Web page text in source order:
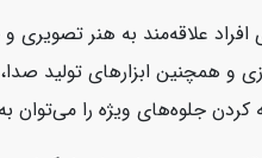
علاقه‌مند به هنر تصویری
همچنین ابزارهای تولید
جلوه‌های ویژه را می‌توان